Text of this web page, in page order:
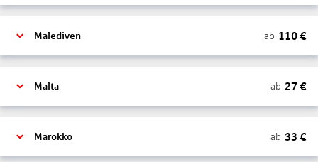
Malediven ab 110€
Malta ab 27 €
Marokko ab 33 €